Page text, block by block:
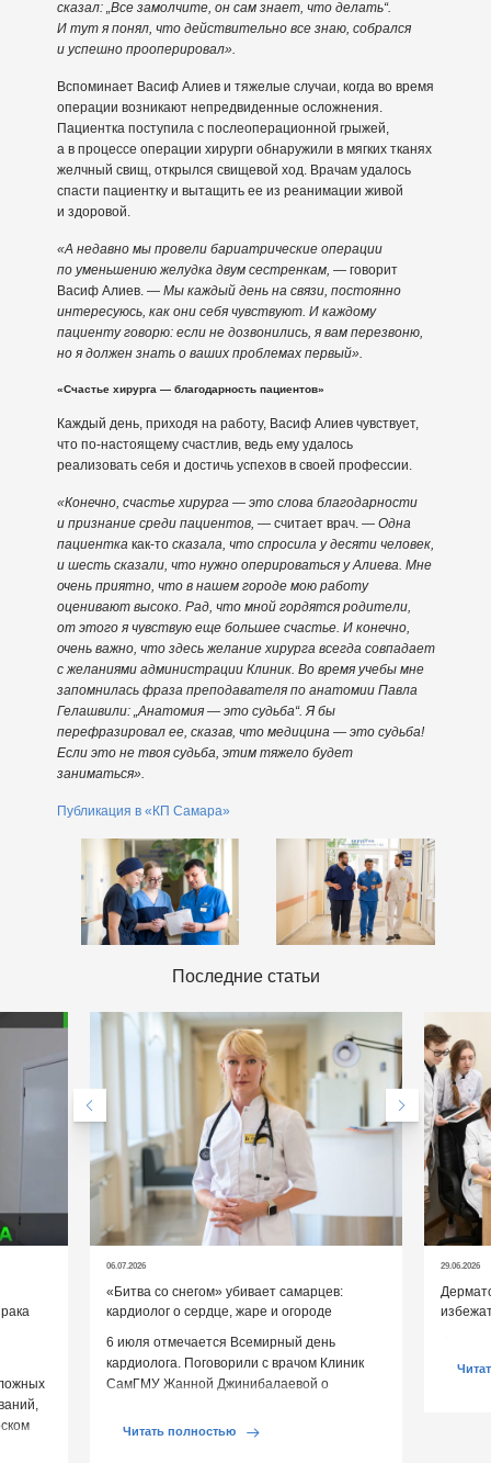
сказал: „Все замолчите, он сам знает, что делать“.
И тут я понял, что действительно все знаю, собрался
и успешно прооперировал».
Вспоминает Васиф Алиев и тяжелые случаи, когда во время
операции возникают непредвиденные осложнения.
Пациентка поступила с послеоперационной грыжей,
а в процессе операции хирурги обнаружили в мягких тканях
желчный свищ, открылся свищевой ход. Врачам удалось
спасти пациентку и вытащить ее из реанимации живой
и здоровой.
«А недавно мы провели бариатрические операции
по уменьшению желудка двум сестренкам, — говорит
Васиф Алиев. — Мы каждый день на связи, постоянно
интересуюсь, как они себя чувствуют. И каждому
пациенту говорю: если не дозвонились, я вам перезвоню,
но я должен знать о ваших проблемах первый».
«Счастье хирурга — благодарность пациентов»
Каждый день, приходя на работу, Васиф Алиев чувствует,
что по-настоящему счастлив, ведь ему удалось
реализовать себя и достичь успехов в своей профессии.
«Конечно, счастье хирурга — это слова благодарности
и признание среди пациентов, — считает врач. — Одна
пациентка как-тосказала, что спросила у десяти человек,
и шесть сказали, что нужно оперироваться у Алиева. Мне
очень приятно, что в нашем городе мою работу
оценивают высоко. Рад, что мной гордятся родители,
от этого я чувствую еще большее счастье. И конечно,
очень важно, что здесь желание хирурга всегда совпадает
с желаниями администрации Клиник. Во время учебы мне
запомнилась фраза преподавателя по анатомии Павла
Гелашвили: „Анатомия — это судьба“. Я бы
перефразировал ее, сказав, что медицина — это судьба!
Если это не твоя судьба, этим тяжело будет
заниматься».
Публикация в «КП Самара»
Последние статьи
06.07.2026
«Битва со снегом» убивает самарцев:
кардиолог о сердце, жаре и огороде
6 июля отмечается Всемирный день
кардиолога. Поговорили с врачом Клиник
СамГМУ Жанной Джинибалаевой о
[…]Читать полностью
29.06.2026